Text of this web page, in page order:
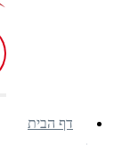
דף הבית